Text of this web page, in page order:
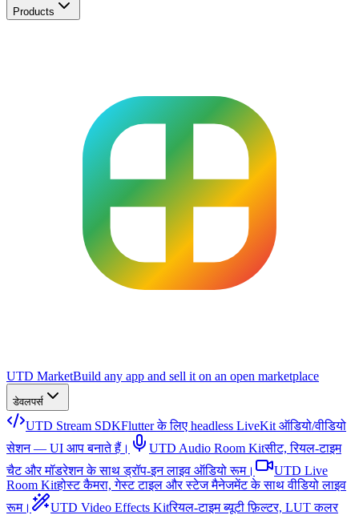
Products
UTD MarketBuild any app and sell it on an open marketplace
डेवलपर्स
UTD Stream SDKFlutter के लिए headless LiveKit ऑडियो/वीडियो
सेशन — UI आप बनाते हैं।
UTD Audio Room Kitसीट, रियल-टाइम
चैट और मॉडरेशन के साथ ड्रॉप-इन लाइव ऑडियो रूम।
UTD Live
Room Kitहोस्ट कैमरा, गेस्ट टाइल और स्टेज मैनेजमेंट के साथ वीडियो लाइव
रूम।
UTD Video Effects Kitरियल-टाइम ब्यूटी फ़िल्टर, LUT कलर